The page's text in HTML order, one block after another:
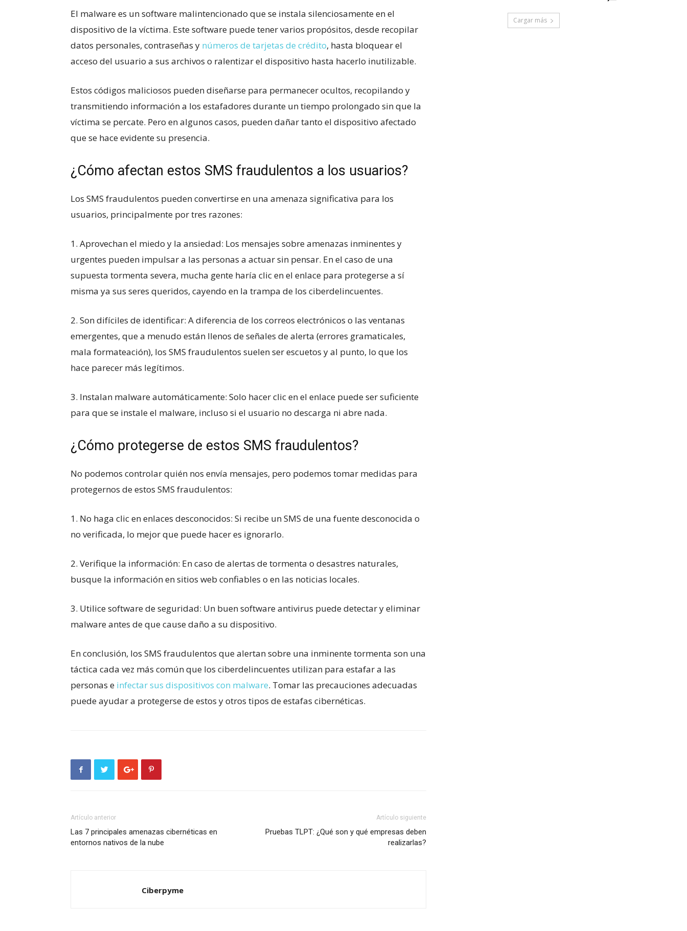
El malware es un software malintencionado que se instala silenciosamente en el
dispositivo de la víctima. Este software puede tener varios propósitos, desde recopilar
datos personales, contraseñas y números de tarjetas de crédito, hasta bloquear el
acceso del usuario a sus archivos o ralentizar el dispositivo hasta hacerlo inutilizable.
Estos códigos maliciosos pueden diseñarse para permanecer ocultos, recopilando y
transmitiendo información a los estafadores durante un tiempo prolongado sin que la
víctima se percate. Pero en algunos casos, pueden dañar tanto el dispositivo afectado
que se hace evidente su presencia.
¿Cómo afectan estos SMS fraudulentos a los usuarios?
Los SMS fraudulentos pueden convertirse en una amenaza significativa para los
usuarios, principalmente por tres razones:
1. Aprovechan el miedo y la ansiedad: Los mensajes sobre amenazas inminentes y
urgentes pueden impulsar a las personas a actuar sin pensar. En el caso de una
supuesta tormenta severa, mucha gente haría clic en el enlace para protegerse a sí
misma ya sus seres queridos, cayendo en la trampa de los ciberdelincuentes.
2. Son difíciles de identificar: A diferencia de los correos electrónicos o las ventanas
emergentes, que a menudo están llenos de señales de alerta (errores gramaticales,
mala formateación), los SMS fraudulentos suelen ser escuetos y al punto, lo que los
hace parecer más legítimos.
3. Instalan malware automáticamente: Solo hacer clic en el enlace puede ser suficiente
para que se instale el malware, incluso si el usuario no descarga ni abre nada.
¿Cómo protegerse de estos SMS fraudulentos?
No podemos controlar quién nos envía mensajes, pero podemos tomar medidas para
protegernos de estos SMS fraudulentos:
1. No haga clic en enlaces desconocidos: Si recibe un SMS de una fuente desconocida o
no verificada, lo mejor que puede hacer es ignorarlo.
2. Verifique la información: En caso de alertas de tormenta o desastres naturales,
busque la información en sitios web confiables o en las noticias locales.
3. Utilice software de seguridad: Un buen software antivirus puede detectar y eliminar
malware antes de que cause daño a su dispositivo.
En conclusión, los SMS fraudulentos que alertan sobre una inminente tormenta son una
táctica cada vez más común que los ciberdelincuentes utilizan para estafar a las
personas e infectar sus dispositivos con malware. Tomar las precauciones adecuadas
puede ayudar a protegerse de estos y otros tipos de estafas cibernéticas.
Artículo anterior
Las 7 principales amenazas cibernéticas en
entornos nativos de la nube
Artículo siguiente
Pruebas TLPT: ¿Qué son y qué empresas deben
realizarlas?
Ciberpyme
Cargar más